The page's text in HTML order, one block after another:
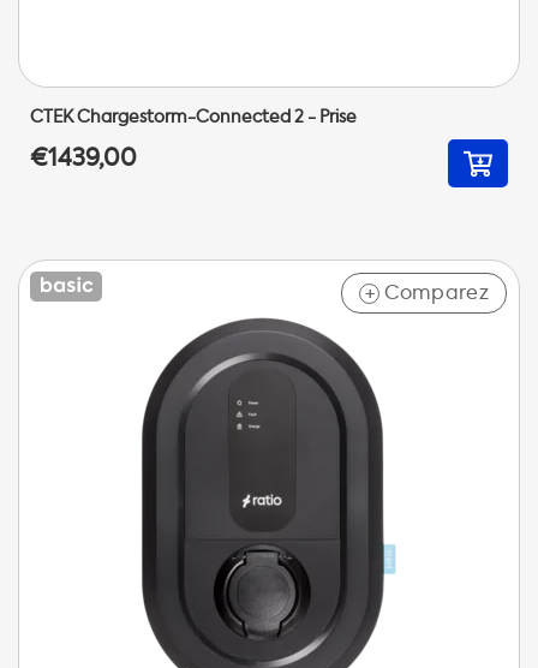
CTEK Chargestorm-Connected 2 - Prise
€1439,00
+ Comparez